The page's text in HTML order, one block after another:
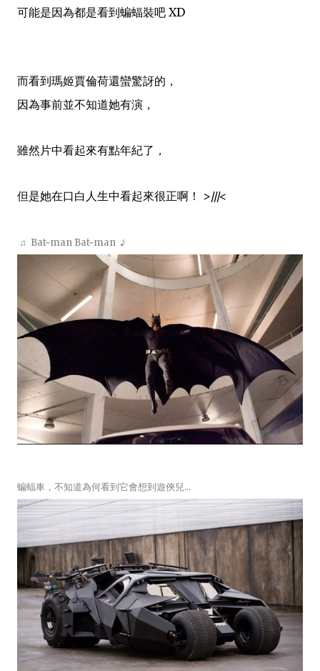
可能是因為都是看到蝙蝠裝吧 XD
而看到瑪姬賈倫荷還蠻驚訝的，
因為事前並不知道她有演，
雖然片中看起來有點年紀了，
但是她在口白人生中看起來很正啊！ >///<
♫ Bat~man Bat~man ♪
蝙蝠車，不知道為何看到它會想到遊俠兒...